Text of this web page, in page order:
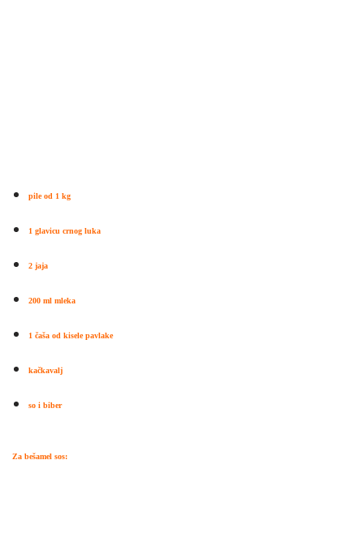
pile od 1 kg
1 glavicu crnog luka
2 jaja
200 ml mleka
1 čaša od kisele pavlake
kačkavalj
so i biber
Za bešamel sos: